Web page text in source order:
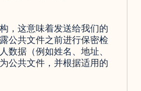
，这意味着发送给我们的
公共文件之前进行保密检
数据（例如姓名、地址、
公共文件，并根据适用的